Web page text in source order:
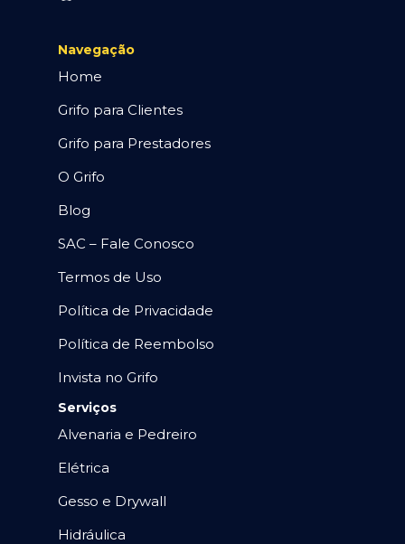
Navegação
Home
Grifo para Clientes
Grifo para Prestadores
O Grifo
Blog
SAC – Fale Conosco
Termos de Uso
Política de Privacidade
Política de Reembolso
Invista no Grifo
Serviços
Alvenaria e Pedreiro
Elétrica
Gesso e Drywall
Hidráulica